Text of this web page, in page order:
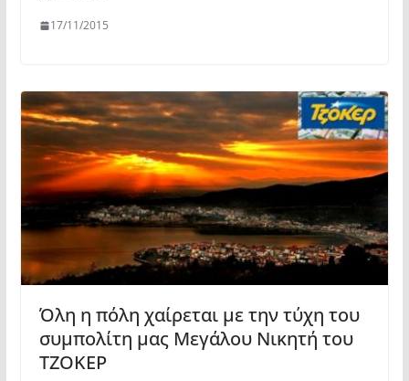
17/11/2015
Όλη η πόλη χαίρεται με την τύχη του
συμπολίτη μας Μεγάλου Νικητή του
ΤΖΟΚΕΡ